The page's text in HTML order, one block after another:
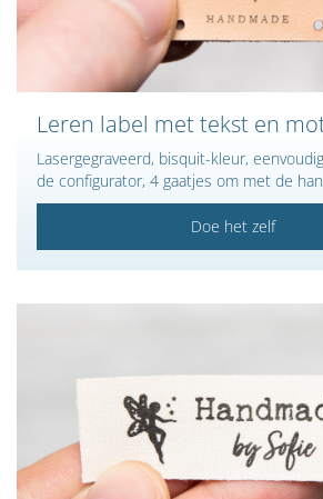
Leren label met tekst en
Lasergegraveerd, bisquit-kleur,
de configurator, 4 gaatjes om met de
Doe het zelf